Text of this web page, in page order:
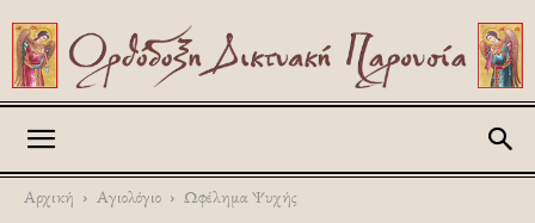
Αρχική Αγιολόγιο Ωφέλημα Ψυχής